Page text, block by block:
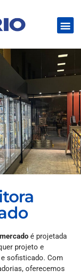
é projetada
projeto e
sofisticado. Com
oferecemos